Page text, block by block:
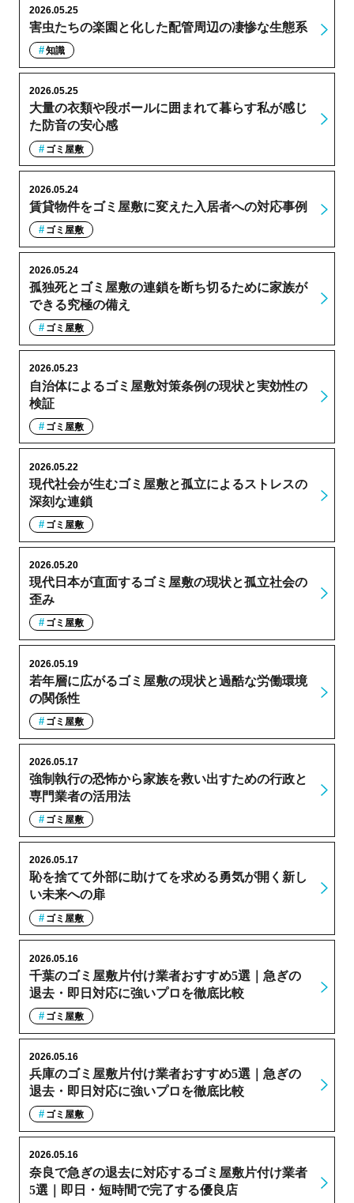
害虫たちの楽園と化した配管周辺の凄惨な生態系
2026.05.25
知識
大量の衣類や段ボールに囲まれて暮らす私が感じ
た防音の安心感
2026.05.25
ゴミ屋敷
賃貸物件をゴミ屋敷に変えた入居者への対応事例
2026.05.24
ゴミ屋敷
孤独死とゴミ屋敷の連鎖を断ち切るために家族が
できる究極の備え
2026.05.24
ゴミ屋敷
自治体によるゴミ屋敷対策条例の現状と実効性の
検証
2026.05.23
ゴミ屋敷
現代社会が生むゴミ屋敷と孤立によるストレスの
深刻な連鎖
2026.05.22
ゴミ屋敷
現代日本が直面するゴミ屋敷の現状と孤立社会の
歪み
2026.05.20
ゴミ屋敷
若年層に広がるゴミ屋敷の現状と過酷な労働環境
の関係性
2026.05.19
ゴミ屋敷
強制執行の恐怖から家族を救い出すための行政と
専門業者の活用法
2026.05.17
ゴミ屋敷
恥を捨てて外部に助けてを求める勇気が開く新し
い未来への扉
2026.05.17
ゴミ屋敷
千葉のゴミ屋敷片付け業者おすすめ5選｜急ぎの
退去・即日対応に強いプロを徹底比較
2026.05.16
ゴミ屋敷
兵庫のゴミ屋敷片付け業者おすすめ5選｜急ぎの
退去・即日対応に強いプロを徹底比較
2026.05.16
ゴミ屋敷
奈良で急ぎの退去に対応するゴミ屋敷片付け業者
5選｜即日・短時間で完了する優良店
2026.05.16